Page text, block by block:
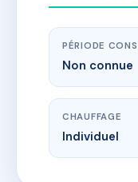
PÉRIODE
Non connue
CHAUFFAGE
Individuel